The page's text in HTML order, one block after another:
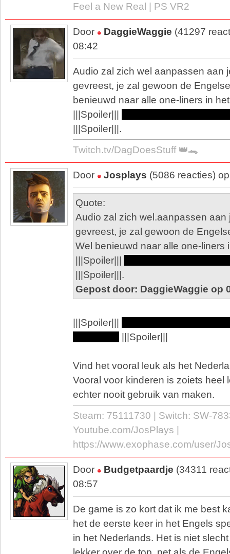
Feel a New Real | PS VR2
Door DaggieWaggie (41297
08:42
Audio zal zich wel aanpassen aan
gevreest, je zal gewoon de
benieuwd naar alle one-liners in
|||Spoiler|||
|||Spoiler|||.
Twitch.tv/DagDoesStuff 👑🐊
Door Josplays (5086 reacties)
Quote:
Audio zal zich wel.aanpassen aan
gevreest, je zal gewoon de
Wel benieuwd naar alle one-liners
|||Spoiler|||
|||Spoiler|||.
Gepost door: DaggieWaggie op
|||Spoiler|||
|||Spoiler|||
Vind het vooral leuk als het
Vooral voor kinderen is zoiets heel
echter nooit gebruik van maken.
Steam: 75111730 | Switch: SW-
Youtube.com/JosPlays |
https://www.exophase.com/user/
Door Budgetpaardje (34311
08:57
De game is zo kort dat ik me best
het de eerste keer in het Engels
in het Nederlands. Het is niet